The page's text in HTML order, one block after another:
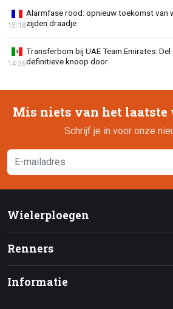
Alarmfase rood: opnieuw toekomst van
zijden draadje
15:18
Transferbom bij UAE Team Emirates:
definitieve knoop door
14:26
Mis niets van het
Schrijf je in voor onze
Wielerploegen
Renners
Informatie